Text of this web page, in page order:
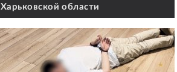
Харьковской области